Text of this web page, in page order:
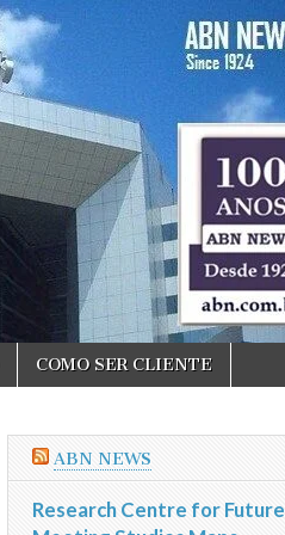
COMO SER CLIENTE
ABN NEWS
Research Centre for Future